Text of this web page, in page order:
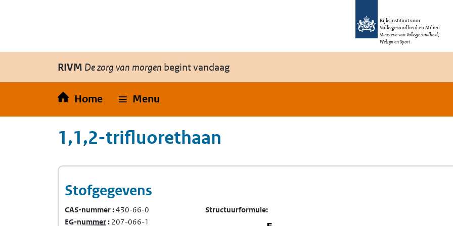
Rijksinstituut voor
Volksgezondheid en Milieu
Ministerie van Volksgezondheid,
Welzijn en Sport
RIVM De zorg van morgen begint vandaag
Home Menu
1,1,2-trifluorethaan
Stofgegevens
CAS-nummer 430-66-0
EG-nummer(Europees Gemeenschap-nummer)
207-066-1
Structuurformule